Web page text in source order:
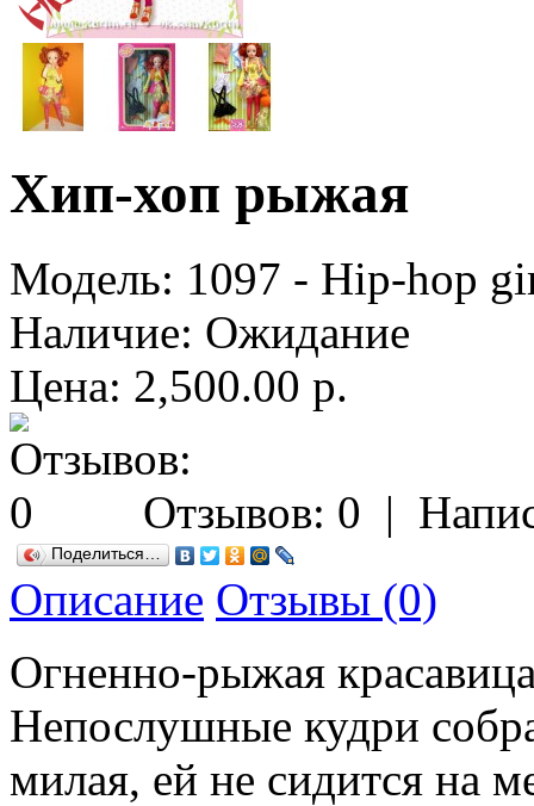
Хип-хоп рыжая
Модель: 1097 - Hip-hop
Наличие: Ожидание
Цена: 2,500.00 р.
Отзывов: 0 |
Поделиться…
Описание Отзывы (0)
Огненно-рыжая
Непослушные кудри
милая, ей не сидится на